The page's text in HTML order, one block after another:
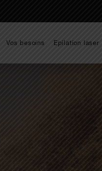
Vos besoins Epilation laser